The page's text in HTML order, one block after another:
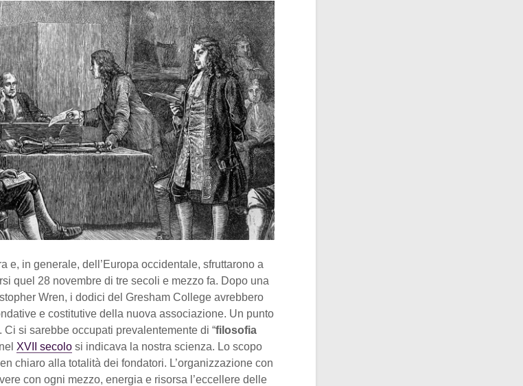
e, in generale, dell’Europa occidentale, sfruttarono a
quel 28 novembre di tre secoli e mezzo fa. Dopo una
Wren, i dodici del Gresham College avrebbero
e costitutive della nuova associazione. Un punto
Ci si sarebbe occupati prevalentemente di “filosofia
XVII secolo si indicava la nostra scienza. Lo scopo
chiaro alla totalità dei fondatori. L’organizzazione con
con ogni mezzo, energia e risorsa l’eccellere delle